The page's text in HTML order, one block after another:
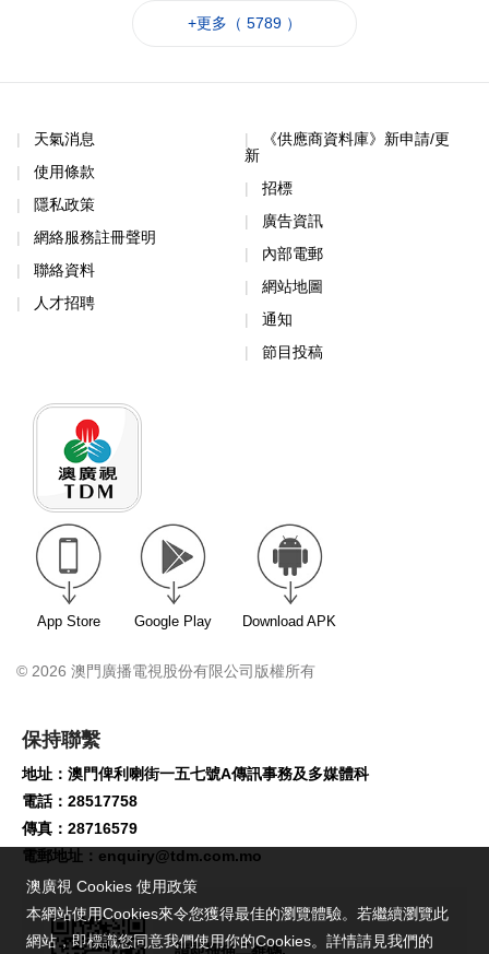
+更多（ 5789 ）
天氣消息
使用條款
隱私政策
網絡服務註冊聲明
聯絡資料
人才招聘
《供應商資料庫》新申請/更
新
招標
廣告資訊
內部電郵
網站地圖
通知
節目投稿
App Store Google Play Download APK
© 2026 澳門廣播電視股份有限公司版權所有
保持聯繫
地址：澳門俾利喇街一五七號A傳訊事務及多媒體科
電話：28517758
傳真：28716579
電郵地址： enquiry@tdm.com.mo
請即掃描二維碼,
澳廣視 Cookies 使用政策
本網站使用Cookies來令您獲得最佳的瀏覽體驗。若繼續瀏覽此
網站，即標識您同意我們使用你的Cookies。詳情請見我們的